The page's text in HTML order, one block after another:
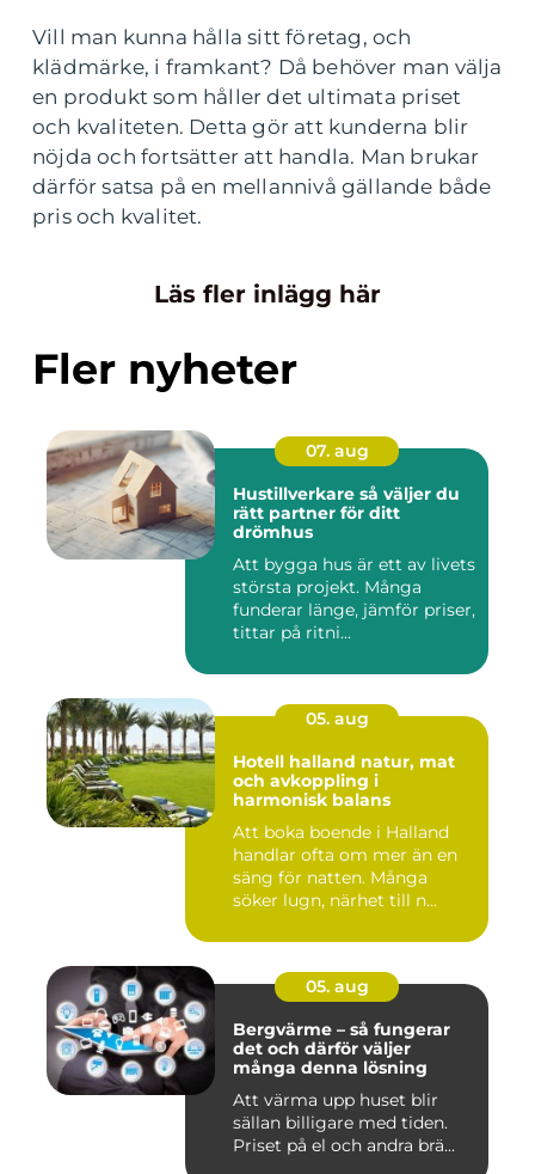
Vill man kunna hålla sitt företag, och
klädmärke, i framkant? Då behöver man välja
en produkt som håller det ultimata priset
och kvaliteten. Detta gör att kunderna blir
nöjda och fortsätter att handla. Man brukar
därför satsa på en mellannivå gällande både
pris och kvalitet.
Läs fler inlägg här
Fler nyheter
07. aug
Hustillverkare så väljer du
rätt partner för ditt
drömhus
Att bygga hus är ett av livets
största projekt. Många
funderar länge, jämför priser,
tittar på ritni...
05. aug
Hotell halland natur, mat
och avkoppling i
harmonisk balans
Att boka boende i Halland
handlar ofta om mer än en
säng för natten. Många
söker lugn, närhet till n...
05. aug
Bergvärme – så fungerar
det och därför väljer
många denna lösning
Att värma upp huset blir
sällan billigare med tiden.
Priset på el och andra brä...